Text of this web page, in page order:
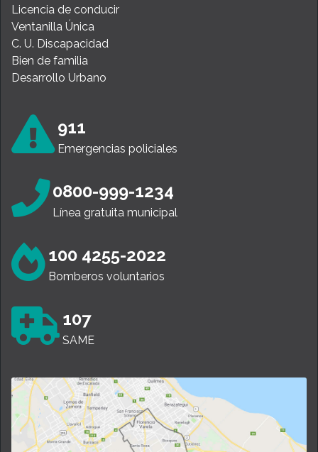
Licencia de conducir
Ventanilla Única
C. U. Discapacidad
Bien de familia
Desarrollo Urbano
911
Emergencias policiales
0800-999-1234
Línea gratuita municipal
100 4255-2022
Bomberos voluntarios
107
SAME